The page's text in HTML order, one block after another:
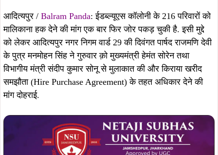
आदित्यपुर / Balram Panda: ईडब्ल्यूएस कॉलोनी के 216 परिवारों को
मालिकाना हक देने की मांग एक बार फिर जोर पकड़ चुकी है. इसी मुद्दे
को लेकर आदित्यपुर नगर निगम वार्ड 29 की दिवंगत पार्षद राजमणि देवी
के पुत्र मनमोहन सिंह ने गुरुवार क़ो मुख्यमंत्री हेमंत सोरेन तथा
विभागीय मंत्री संदीप कुमार सोनू से मुलाकात की और किराया खरीद
समझौता (Hire Purchase Agreement) के तहत अधिकार देने की
मांग दोहराई.